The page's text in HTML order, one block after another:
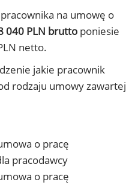
na umowę o
040 PLN brutto poniesie
netto.
jakie pracownik
rodzaju umowy zawartej
o pracę
pracodawcy
o pracę